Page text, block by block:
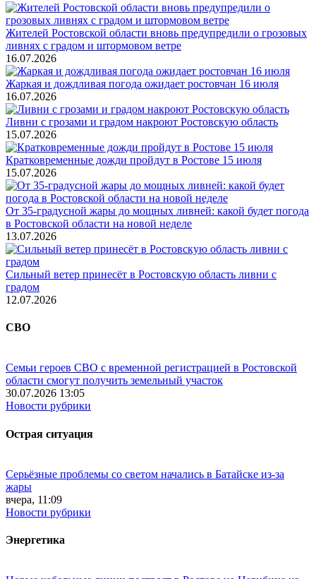
Жителей Ростовской области вновь предупредили о грозовых
ливнях с градом и штормовом ветре
16.07.2026
Жаркая и дождливая погода ожидает ростовчан 16 июля
16.07.2026
Ливни с грозами и градом накроют Ростовскую область
15.07.2026
Кратковременные дожди пройдут в Ростове 15 июля
15.07.2026
От 35-градусной жары до мощных ливней: какой будет погода
в Ростовской области на новой неделе
13.07.2026
Сильный ветер принесёт в Ростовскую область ливни с
градом
12.07.2026
СВО
Семьи героев СВО с временной регистрацией в Ростовской
области смогут получить земельный участок
30.07.2026 13:05
Новости рубрики
Острая ситуация
Серьёзные проблемы со светом начались в Батайске из-за
жары
вчера, 11:09
Новости рубрики
Энергетика